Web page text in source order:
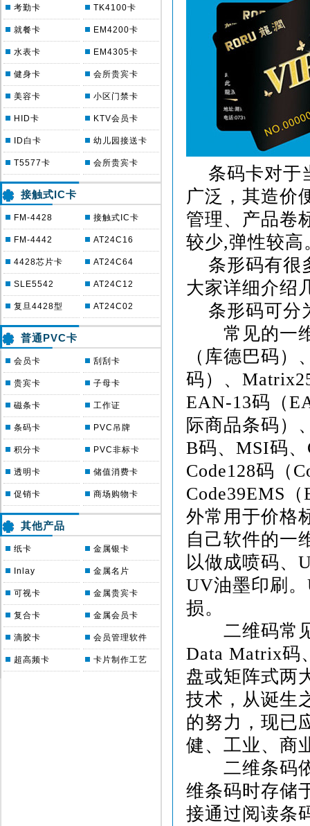
考勤卡
就餐卡
水表卡
健身卡
美容卡
HID卡
ID白卡
T5577卡
TK4100卡
EM4200卡
EM4305卡
会所贵宾卡
小区门禁卡
KTV会员卡
幼儿园接送卡
会所贵宾卡
接触式IC卡
FM-4428
FM-4442
4428芯片卡
SLE5542
复旦4428型
接触式IC卡
AT24C16
AT24C64
AT24C12
AT24C02
普通PVC卡
会员卡
贵宾卡
磁条卡
条码卡
积分卡
透明卡
促销卡
刮刮卡
子母卡
工作证
PVC吊牌
PVC非标卡
储值消费卡
商场购物卡
其他产品
纸卡
Inlay
可视卡
复合卡
滴胶卡
超高频卡
金属银卡
金属名片
金属贵宾卡
金属会员卡
会员管理软件
卡片制作工艺
条码卡对于
广泛，其造价
管理、产品卷
较少,弹性较高
条形码有很
大家详细介绍
条形码可分
常见的一维
（库德巴码
码）、
EAN-13码（
际商品条码）
B码、MSI码、
Code128码（
Code39EMS
外常用于价格
自己软件的一
以做成喷码、
UV油墨印刷
损。
二维码常见
Data Matrix码
盘或矩阵式两
技术，从诞生
的努力，现已
健、工业、商
二维条码依
维条码时存储
接通过阅读条